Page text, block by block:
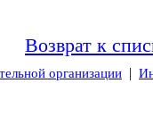
Возврат к
организации |